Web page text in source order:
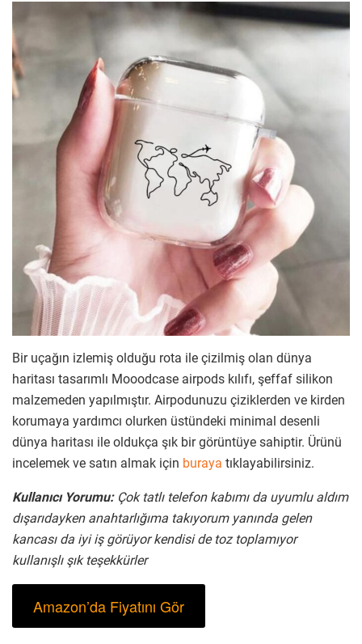
Bir uçağın izlemiş olduğu rota ile çizilmiş olan dünya
haritası tasarımlı Mooodcase airpods kılıfı, şeffaf silikon
malzemeden yapılmıştır. Airpodunuzu çiziklerden ve kirden
korumaya yardımcı olurken üstündeki minimal desenli
dünya haritası ile oldukça şık bir görüntüye sahiptir. Ürünü
incelemek ve satın almak için buraya tıklayabilirsiniz.
Kullanıcı Yorumu: Çok tatlı telefon kabımı da uyumlu aldım
dışarıdayken anahtarlığıma takıyorum yanında gelen
kancası da iyi iş görüyor kendisi de toz toplamıyor
kullanışlı şık teşekkürler
Amazon’da Fiyatını Gör